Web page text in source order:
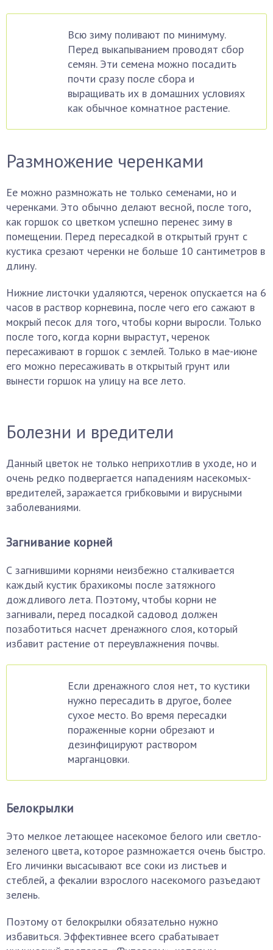
Всю зиму поливают по минимуму.
Перед выкапыванием проводят сбор
семян. Эти семена можно посадить
почти сразу после сбора и
выращивать их в домашних условиях
как обычное комнатное растение.
Размножение черенками
Ее можно размножать не только семенами, но и
черенками. Это обычно делают весной, после того,
как горшок со цветком успешно перенес зиму в
помещении. Перед пересадкой в открытый грунт с
кустика срезают черенки не больше 10 сантиметров в
длину.
Нижние листочки удаляются, черенок опускается на 6
часов в раствор корневина, после чего его сажают в
мокрый песок для того, чтобы корни выросли. Только
после того, когда корни вырастут, черенок
пересаживают в горшок с землей. Только в мае-июне
его можно пересаживать в открытый грунт или
вынести горшок на улицу на все лето.
Болезни и вредители
Данный цветок не только неприхотлив в уходе, но и
очень редко подвергается нападениям насекомых-
вредителей, заражается грибковыми и вирусными
заболеваниями.
Загнивание корней
С загнившими корнями неизбежно сталкивается
каждый кустик брахикомы после затяжного
дождливого лета. Поэтому, чтобы корни не
загнивали, перед посадкой садовод должен
позаботиться насчет дренажного слоя, который
избавит растение от переувлажнения почвы.
Если дренажного слоя нет, то кустики
нужно пересадить в другое, более
сухое место. Во время пересадки
пораженные корни обрезают и
дезинфицируют раствором
марганцовки.
Белокрылки
Это мелкое летающее насекомое белого или светло-
зеленого цвета, которое размножается очень быстро.
Его личинки высасывают все соки из листьев и
стеблей, а фекалии взрослого насекомого разъедают
зелень.
Поэтому от белокрылки обязательно нужно
избавиться. Эффективнее всего срабатывает